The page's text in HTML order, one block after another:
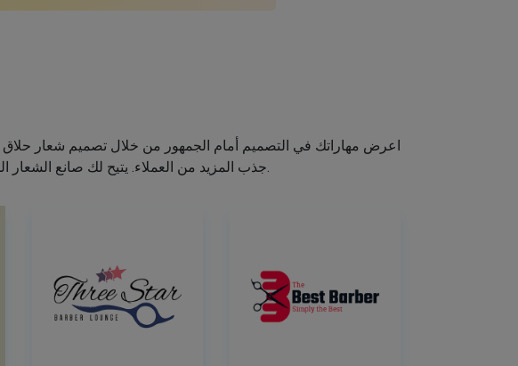
اعرض مهاراتك في التصميم أمام الجمهور من خلال تصميم شعار
جذب المزيد من العملاء. يتيح لك صانع الشعار الخاص بنا إنشاء شعار صالون الشعر الخاص بك دون اكتساب مهارات التصميم.